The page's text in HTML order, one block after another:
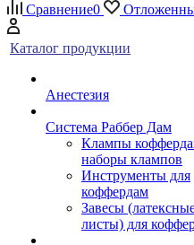
Сравнение0
Каталог продукции
Анестезия
Система Раббер Дам
Клампы
наборы клампов
Инструменты для
коффердам
Завесы
листы) для